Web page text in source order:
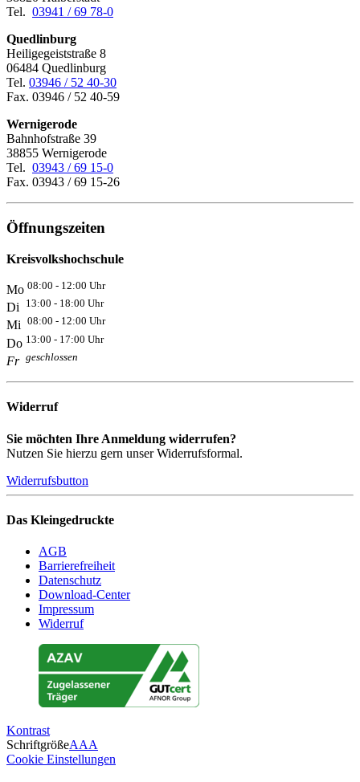
Tel. 03941 / 69 78-0
Quedlinburg
Heiligegeiststraße 8
06484 Quedlinburg
Tel. 03946 / 52 40-30
Fax. 03946 / 52 40-59
Wernigerode
Bahnhofstraße 39
38855 Wernigerode
Tel. 03943 / 69 15-0
Fax. 03943 / 69 15-26
Öffnungszeiten
Kreisvolkshochschule
Mo 08:00 - 12:00 Uhr
Di 13:00 - 18:00 Uhr
Mi 08:00 - 12:00 Uhr
Do 13:00 - 17:00 Uhr
Fr geschlossen
Widerruf
Sie möchten Ihre Anmeldung widerrufen?
Nutzen Sie hierzu gern unser Widerrufsformal.
Widerrufsbutton
Das Kleingedruckte
AGB
Barrierefreiheit
Datenschutz
Download-Center
Impressum
Widerruf
Kontrast
SchriftgrößeAAA
Cookie Einstellungen